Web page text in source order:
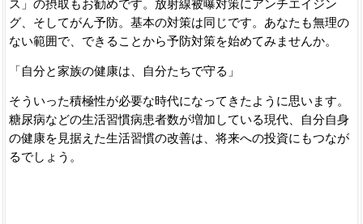
ス」の摂取もお勧めです。放射線被曝対策にアンチエイジン
グ、そしてがん予防。基本の対策は同じです。あなたも無理の
ない範囲で、できることから予防対策を始めてみませんか。
「自分と家族の健康は、自分たちで守る」
そういった積極性が必要な時代になってきたように思います。
糖尿病などの生活習慣病患者数が増加している現代、自分自身
の健康を見据えた生活習慣の改善は、将来への投資にもつなが
るでしょう。